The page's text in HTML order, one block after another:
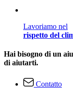
Lavoriamo nel
rispetto del
Hai bisogno di un
di aiutarti.
Contatto